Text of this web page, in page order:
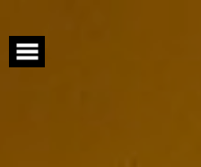
content